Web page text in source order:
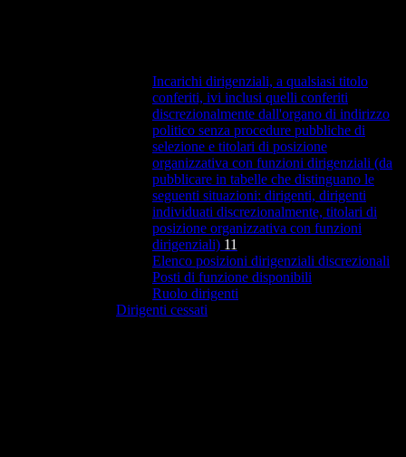
Incarichi dirigenziali, a qualsiasi titolo
conferiti, ivi inclusi quelli conferiti
discrezionalmente dall'organo di indirizzo
politico senza procedure pubbliche di
selezione e titolari di posizione
organizzativa con funzioni dirigenziali (da
pubblicare in tabelle che distinguano le
seguenti situazioni: dirigenti, dirigenti
individuati discrezionalmente, titolari di
posizione organizzativa con funzioni
dirigenziali) 11
Elenco posizioni dirigenziali discrezionali
Posti di funzione disponibili
Ruolo dirigenti
Dirigenti cessati